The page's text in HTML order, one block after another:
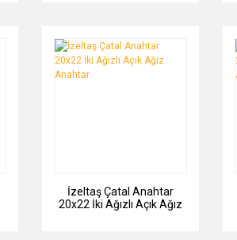
İzeltaş Çatal Anahtar
20x22 İki Ağızlı Açık Ağız